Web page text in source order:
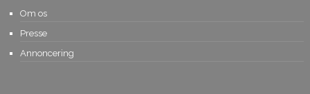
Om os
Presse
Annoncering